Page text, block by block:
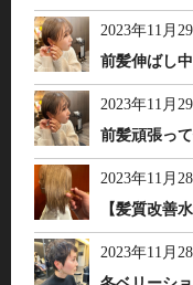
2023年11月
前髪伸ばし中
2023年11月
前髪頑張っ
2023年11月
【髪質改善
2023年11月